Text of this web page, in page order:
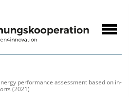
performance assessment based on in-
(2021)